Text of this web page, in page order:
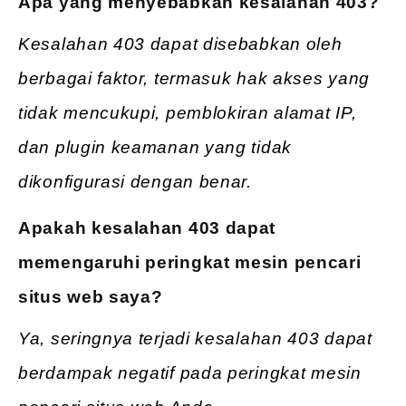
Kesalahan 403 dapat disebabkan oleh
berbagai faktor, termasuk hak akses yang
tidak mencukupi, pemblokiran alamat IP,
dan plugin keamanan yang tidak
dikonfigurasi dengan benar.
Apakah kesalahan 403 dapat
memengaruhi peringkat mesin pencari
situs web saya?
Ya, seringnya terjadi kesalahan 403 dapat
berdampak negatif pada peringkat mesin